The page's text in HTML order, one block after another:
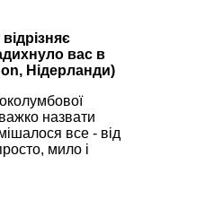
вас в
Нідерланди)
назвати
все - від
мило і